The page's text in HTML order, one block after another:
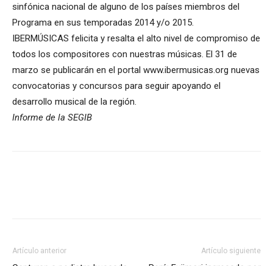
sinfónica nacional de alguno de los países miembros del
Programa en sus temporadas 2014 y/o 2015.
IBERMÚSICAS felicita y resalta el alto nivel de compromiso de
todos los compositores con nuestras músicas. El 31 de
marzo se publicarán en el portal www.ibermusicas.org nuevas
convocatorias y concursos para seguir apoyando el
desarrollo musical de la región.
Informe de la SEGIB
Artículo anterior Artículo siguiente